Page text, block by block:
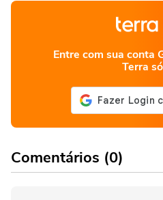
Entre com sua conta
Terra
Comentários (0)